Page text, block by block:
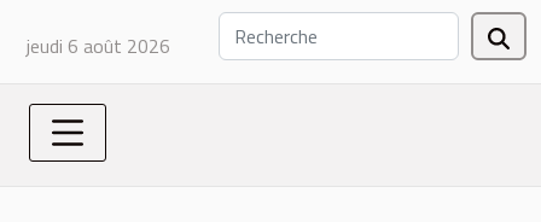
jeudi 6 août 2026